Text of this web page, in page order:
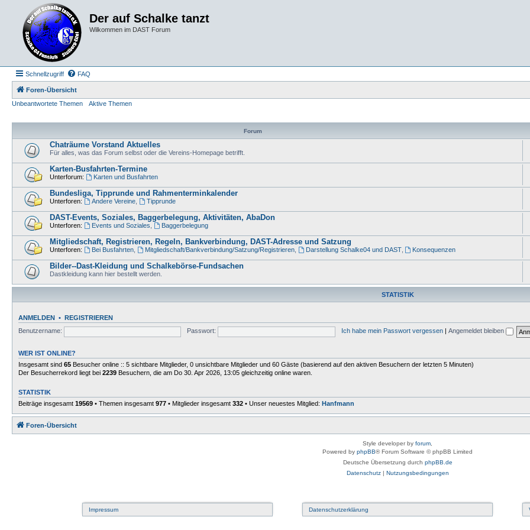
Der auf Schalke tanzt
Wilkommen im DAST Forum
Schnellzugriff FAQ
Foren-Übersicht
Unbeantwortete Themen
Aktive Themen
Forum
Chaträume Vorstand Aktuelles
Für alles, was das Forum selbst oder die Vereins-Homepage betrifft.
Karten-Busfahrten-Termine
Unterforum: Karten und Busfahrten
Bundesliga, Tipprunde und Rahmenterminkalender
Unterforen: Andere Vereine, Tipprunde
DAST-Events, Soziales, Baggerbelegung, Aktivitäten, AbaDon
Unterforen: Events und Soziales Baggerbelegung
Mitgliedschaft, Registrieren, Regeln, Bankverbindung, DAST-Adresse und Satzung
Unterforen: Bei Busfahrten, Mitgliedschaft/Bankverbindung/Satzung/Registrieren, Darstellung Schalke04 und DAST, Konsequenzen
Bilder--Dast-Kleidung und Schalkebörse-Fundsachen
Dastkleidung kann hier bestellt werden.
STATISTIK
ANMELDEN • REGISTRIEREN
Benutzername:
Passwort: Ich habe mein Passwort vergessen Angemeldet bleiben
WER IST ONLINE?
Insgesamt sind 65 Besucher online :: 5 sichtbare Mitglieder, 0 unsichtbare Mitglieder und 60 Gäste (basierend auf den aktiven Besuchern der letzten 5 Minuten)
Der Besucherrekord liegt bei 2239 Besuchern, die am Do 30. Apr 2026, 13:05 gleichzeitig online waren.
STATISTIK
Beiträge insgesamt 19569 • Themen insgesamt 977 • Mitglieder insgesamt 332 • Unser neuestes Mitglied: Hanfmann
Foren-Übersicht
Style developer by forum
Powered by phpBB® Forum Software © phpBB Limited
Deutsche Übersetzung durch phpBB.de
Datenschutz| Nutzungsbedingungen
Impressum Datenschutzerklärung